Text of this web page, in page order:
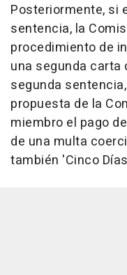
Posteriormente, si
sentencia, la
procedimiento de
una segunda carta
segunda
propuesta de la
miembro el pago
de una multa
también 'Cinco